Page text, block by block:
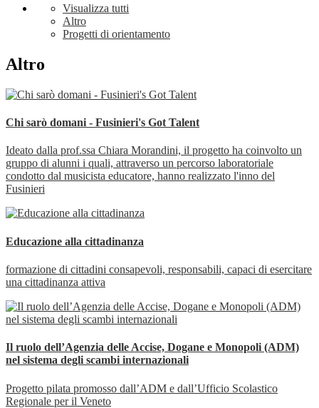
Visualizza tutti
Altro
Progetti di orientamento
Altro
Chi sarò domani - Fusinieri's Got Talent
Ideato dalla prof.ssa Chiara Morandini, il progetto ha coinvolto un
gruppo di alunni i quali, attraverso un percorso laboratoriale
condotto dal musicista educatore, hanno realizzato l'inno del
Fusinieri
Educazione alla cittadinanza
formazione di cittadini consapevoli, responsabili, capaci di esercitare
una cittadinanza attiva
Il ruolo dell’Agenzia delle Accise, Dogane e Monopoli (ADM)
nel sistema degli scambi internazionali
Progetto pilata promosso dall’ADM e dall’Ufficio Scolastico
Regionale per il Veneto